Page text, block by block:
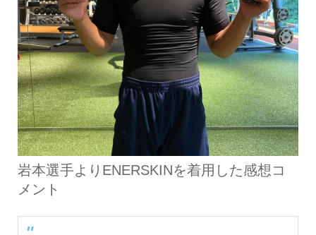
岩本選手よりENERSKINを着用した感想コ
メント